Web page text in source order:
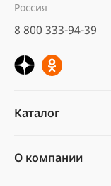
Россия
8 800 333-94-39
Каталог
О компании